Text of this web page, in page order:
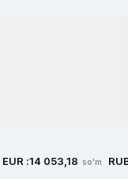
EUR :14 053,18 so'm